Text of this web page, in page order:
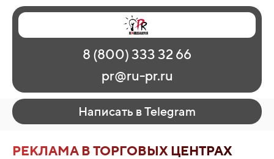
Главная
Наши работы
О рекламе
Регионы
Контакты
8 (800) 333 32 66
pr@ru-pr.ru
Написать в Telegram
РЕКЛАМА В ТОРГОВЫХ ЦЕНТРАХ